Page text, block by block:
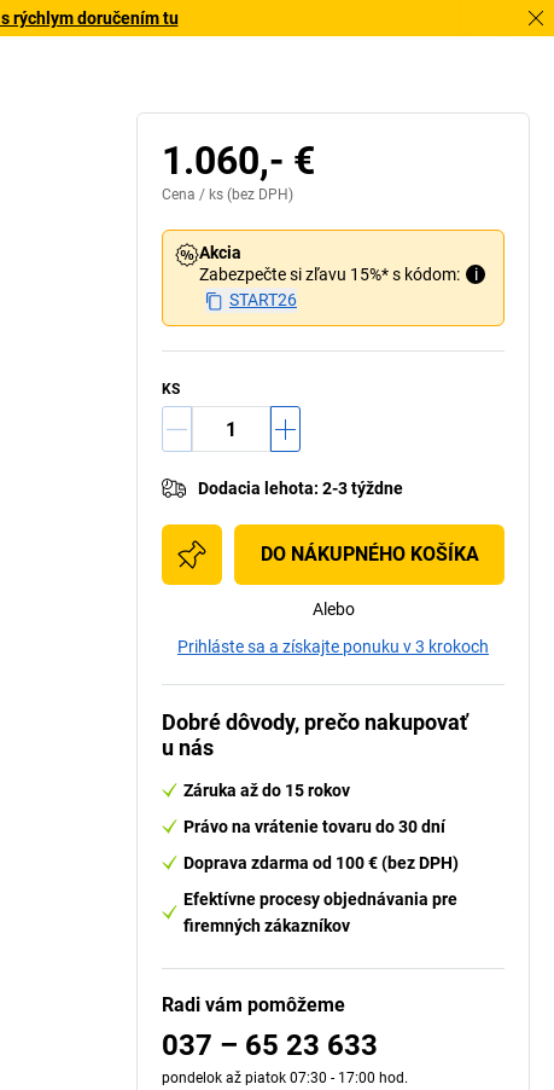
rýchlym doručením tu
Spúšťanie bez pohonu: so spádom 2 – 5 %
1.060,- €
Cena / ks (bez DPH)
Akcia
Zabezpečte si zľavu 15%* s kódom:
i
START26
KS
Dodacia lehota: 2-3 týždne
DO NÁKUPNÉHO KOŠÍKA
Alebo
Prihláste sa a získajte ponuku v 3 krokoch
Dobré dôvody, prečo nakupovať
u nás
Záruka až do 15 rokov
Právo na vrátenie tovaru do 30 dní
Doprava zdarma od 100 € (bez DPH)
Efektívne procesy objednávania pre
firemných zákazníkov
Radi vám pomôžeme
037 – 65 23 633
pondelok až piatok 07:30 - 17:00 hod.